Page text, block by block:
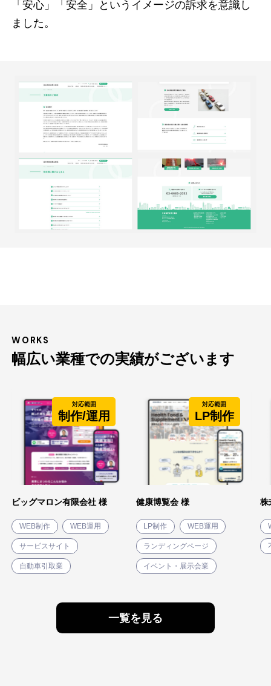
「安心」「安全」というイメージの訴求を意識し
ました。
WORKS
幅広い業種での実績がございます
対応範囲
制作/運用
ビッグマロン有限会社 様
WEB制作 WEB運用
サービスサイト
自動車引取業
対応範囲
LP制作
健康博覧会 様
LP制作 WEB運用
ランディングページ
イベント・展示会業
株
一覧を見る